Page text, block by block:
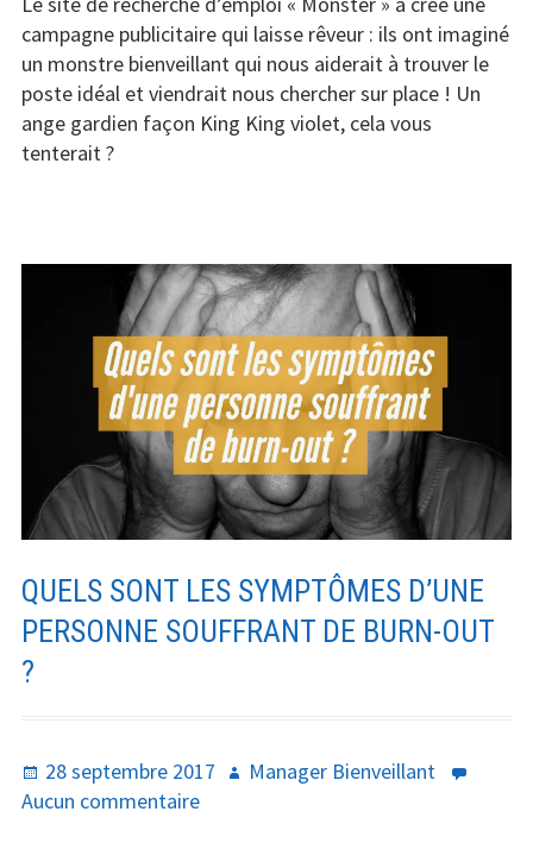
tous
de
ce
« monstre »
carrière
!
campagne publicitaire qui laisse rêveur : ils ont imaginé
un monstre bienveillant qui nous aiderait à trouver le
poste idéal et viendrait nous chercher sur place ! Un
ange gardien façon King King violet, cela vous
tenterait ?
QUELS SONT LES SYMPTÔMES D’UNE
PERSONNE SOUFFRANT DE BURN-OUT
?
Publié
le
28 septembre 2017 Auteur
Manager Bienveillant
Aucun commentairesur